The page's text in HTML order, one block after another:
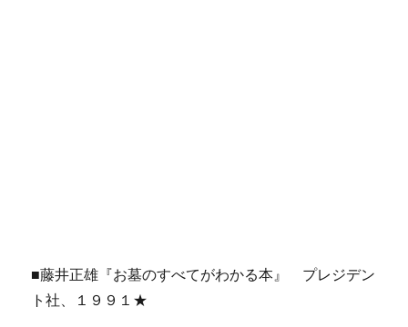
■藤井正雄『お墓のすべてがわかる本』 プレジデン
ト社、１９９１★